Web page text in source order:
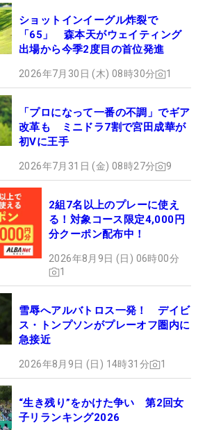
ショットインイーグル炸裂で
「65」 森本天がウェイティング
出場から今季2度目の首位発進
2026年7月30日 (木) 08時30分 1
「プロになって一番の不調」でギア
改革も ミニドラ7割で宮田成華が
初Vに王手
2026年7月31日 (金) 08時27分 9
2組7名以上のプレーに使え
る！対象コース限定4,000円
分クーポン配布中！
2026年8月9日 (日) 06時00分
1
雪辱へアルバトロス一発！ デイビ
ス・トンプソンがプレーオフ圏内に
急接近
2026年8月9日 (日) 14時31分 1
“生き残り”をかけた争い 第2回女
子リランキング2026